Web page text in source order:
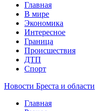
Главная
В мире
Экономика
Интересное
Граница
Происшествия
ДТП
Спорт
Новости Бреста и области
Главная